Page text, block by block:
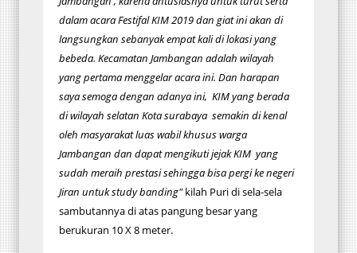
dalam acara Festifal KIM 2019 dan giat ini akan di
langsungkan sebanyak empat kali di lokasi yang
bebeda. Kecamatan Jambangan adalah wilayah
yang pertama menggelar acara ini. Dan harapan
saya semoga dengan adanya ini, KIM yang berada
di wilayah selatan Kota surabaya semakin di kenal
oleh masyarakat luas wabil khusus warga
Jambangan dan dapat mengikuti jejak KIM yang
sudah meraih prestasi sehingga bisa pergi ke negeri
Jiran untuk study banding"kilah Puri di sela-sela
sambutannya di atas pangung besar yang
berukuran 10 X 8 meter.